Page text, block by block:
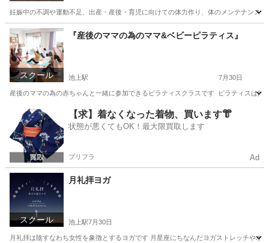
妊娠中の不調や運動不足、出産・産後・育児に向けての体力作り、体のメンテナンス
東京 大田区 ヨガ マタニティ
スクール
『産後のママの為のママ&ベビーピラティス』
池上駅 7月30日
産後のママの為の赤ちゃんと一緒に参加できるピラティスクラスです ⁡ ⁡ピラティスは
東京 大田区 池上駅 その他 ピラティス
【求】着なくなった着物、買います👘
状態が悪くてもOK！最大限買取します
プリフラ Ad
スクール
月礼拝ヨガ
池上駅7月30日
月礼拝は陰すなわち女性を象徴とするヨガです 月星座にちなんだヨガストレッチや